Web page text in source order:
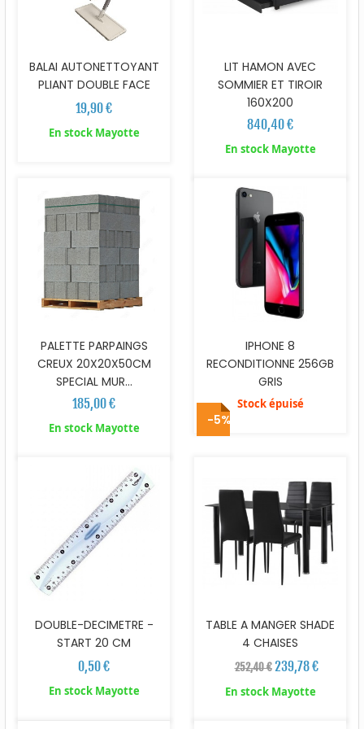
BALAI AUTONETTOYANT
PLIANT DOUBLE FACE
19,90 €
En stock Mayotte
LIT HAMON AVEC
SOMMIER ET TIROIR
160X200
840,40 €
En stock Mayotte
PALETTE PARPAINGS
CREUX 20X20X50CM
SPECIAL MUR...
185,00 €
En stock Mayotte
IPHONE 8
RECONDITIONNE 256GB
GRIS
Stock épuisé
DOUBLE-DECIMETRE -
START 20 CM
0,50 €
En stock Mayotte
-5%
TABLE A MANGER SHADE
4 CHAISES
252,40 € 239,78 €
En stock Mayotte